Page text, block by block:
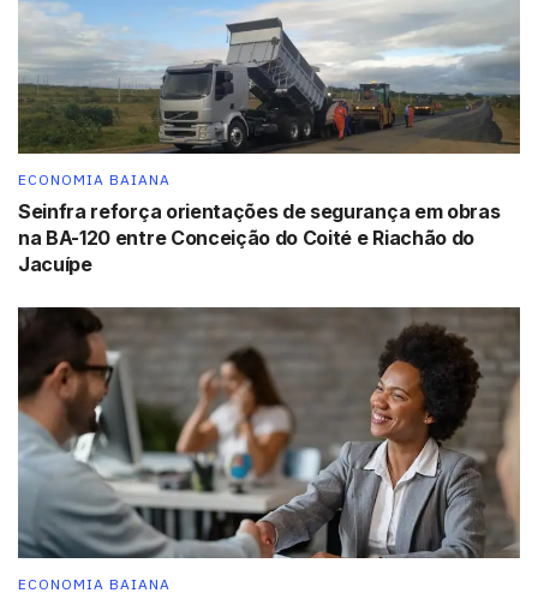
ECONOMIA BAIANA
Seinfra reforça orientações de segurança em obras
na BA-120 entre Conceição do Coité e Riachão do
Jacuípe
ECONOMIA BAIANA